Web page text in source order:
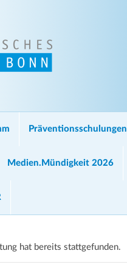
Präventionsschulungen
Medien.Mündigkeit 2026
hat bereits stattgefunden.